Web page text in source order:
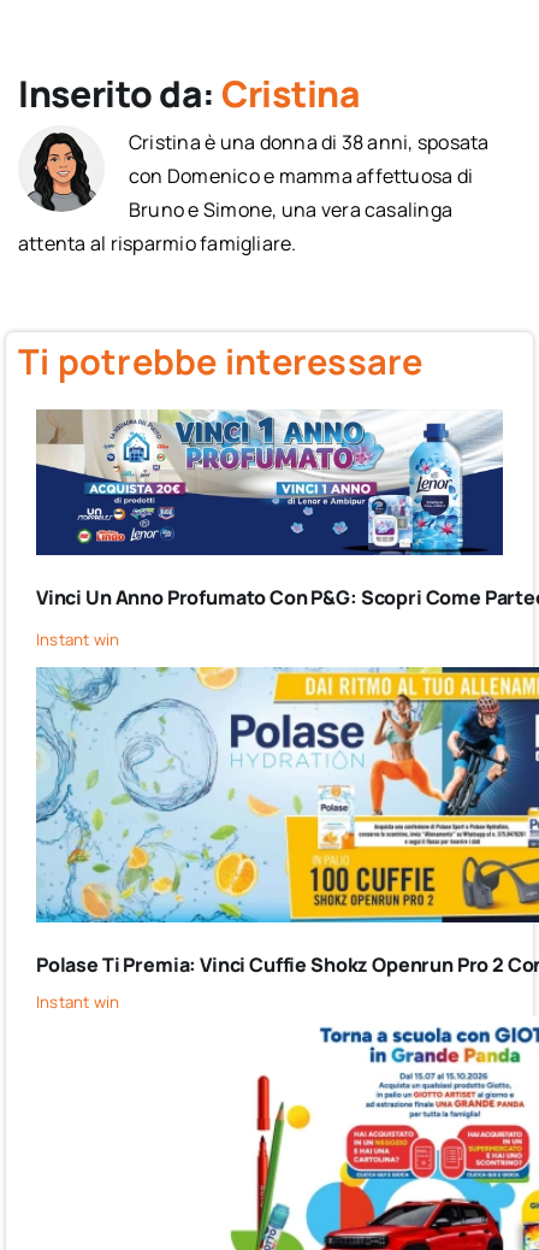
Inserito da: Cristina
Cristina è una donna di 38 anni, sposata
con Domenico e mamma affettuosa di
Bruno e Simone, una vera casalinga
attenta al risparmio famigliare.
Ti potrebbe interessare
Vinci Un Anno Profumato Con P&G: Scopri Come
Instant win
Polase Ti Premia: Vinci Cuffie Shokz Openrun Pro 2
Instant win